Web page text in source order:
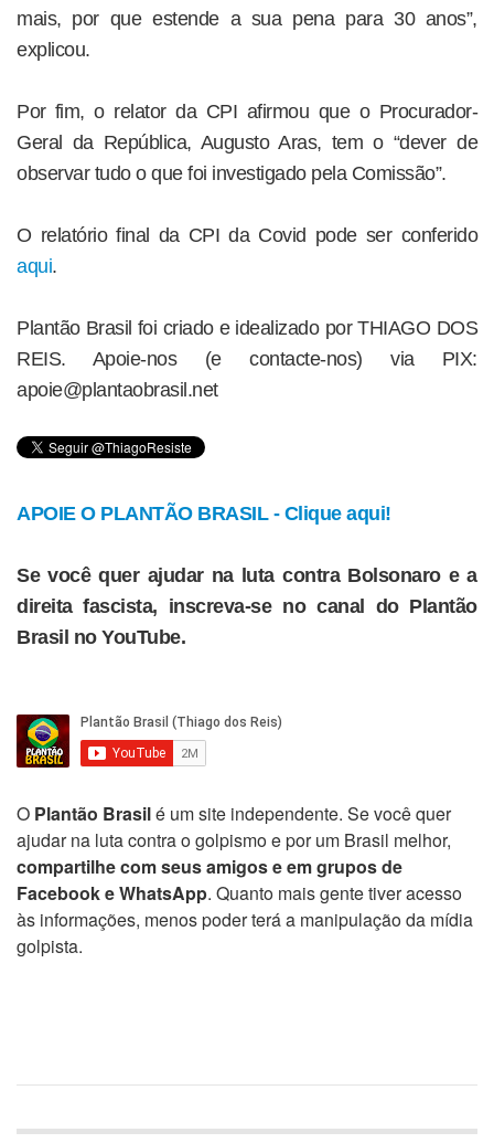
mais, por que estende a sua pena para 30 anos”,
explicou.
Por fim, o relator da CPI afirmou que o Procurador-
Geral da República, Augusto Aras, tem o “dever de
observar tudo o que foi investigado pela Comissão”.
O relatório final da CPI da Covid pode ser conferido
aqui.
Plantão Brasil foi criado e idealizado por THIAGO DOS
REIS. Apoie-nos (e contacte-nos) via PIX:
apoie@plantaobrasil.net
APOIE O PLANTÃO BRASIL - Clique aqui!
Se você quer ajudar na luta contra Bolsonaro e a
direita fascista, inscreva-se no canal do Plantão
Brasil no YouTube.
O Plantão Brasilé um site independente. Se você quer
ajudar na luta contra o golpismo e por um Brasil melhor,
compartilhe com seus amigos e em grupos de
Facebook e WhatsApp. Quanto mais gente tiver acesso
às informações, menos poder terá a manipulação da mídia
golpista.